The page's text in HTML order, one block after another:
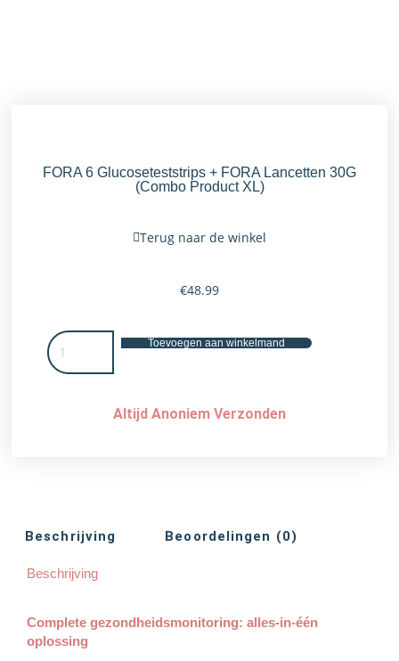
FORA 6 Glucoseteststrips + FORA Lancetten 30G
(Combo Product XL)
Terug naar de winkel
€48.99
Toevoegen aan winkelmand
Altijd Anoniem Verzonden
Beschrijving Beoordelingen (0)
Beschrijving
Complete gezondheidsmonitoring: alles-in-één
oplossing